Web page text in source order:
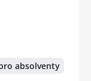
absolventy